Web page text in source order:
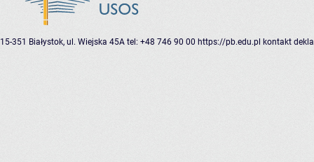
15-351 Białystok, ul. Wiejska 45A tel: +48 746 90 00 https://pb.edu.pl kontakt